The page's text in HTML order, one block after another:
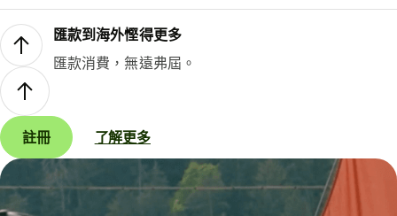
匯款到海外慳得更多
匯款消費，無遠弗屆。
註冊 了解更多